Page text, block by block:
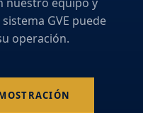
GVE puede
operación.